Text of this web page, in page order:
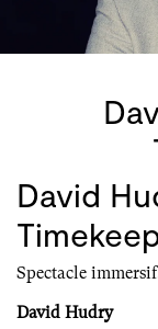
David
Spectacle
David Hudry